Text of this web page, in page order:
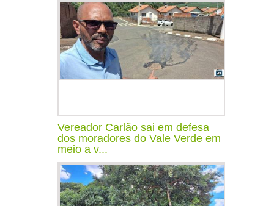
Vereador Carlão sai em defesa
dos moradores do Vale Verde em
meio a v...